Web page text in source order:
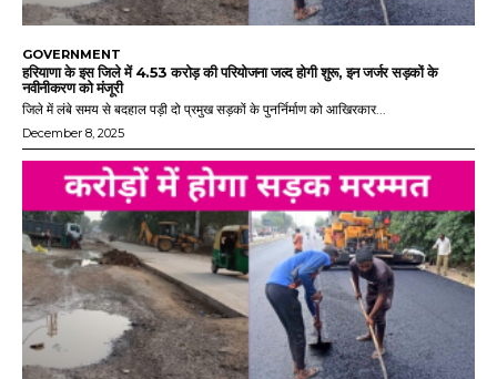
GOVERNMENT
हरियाणा के इस जिले में 4.53 करोड़ की परियोजना जल्द होगी शुरू, इन जर्जर सड़कों के
नवीनीकरण को मंजूरी
जिले में लंबे समय से बदहाल पड़ी दो प्रमुख सड़कों के पुनर्निर्माण को आखिरकार...
December 8, 2025